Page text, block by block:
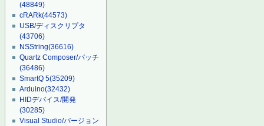
(48849)
cRARk(44573)
USB/ディスクリプタ
(43706)
NSString(36616)
Quartz Composer/パッチ
(36486)
SmartQ 5(35209)
Arduino(32432)
HIDデバイス/開発
(30285)
Visual Studio/バージョン